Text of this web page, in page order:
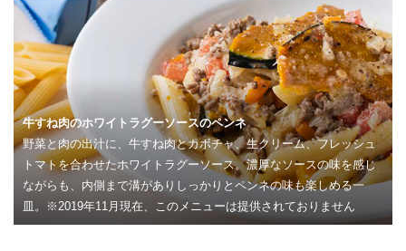
牛すね肉のホワイトラグーソースのペンネ
野菜と肉の出汁に、牛すね肉とカボチャ、生クリーム、フレッシュ
トマトを合わせたホワイトラグーソース。濃厚なソースの味を感じ
ながらも、内側まで溝がありしっかりとペンネの味も楽しめる一
皿。※2019年11月現在、このメニューは提供されておりません